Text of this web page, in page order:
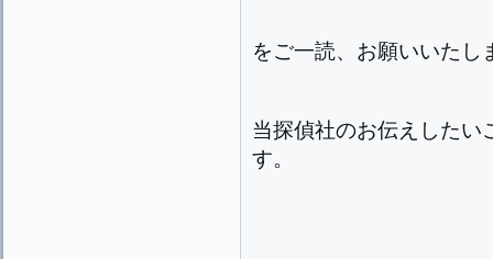
をご一読、お願いいたし
当探偵社のお伝えしたい
す。